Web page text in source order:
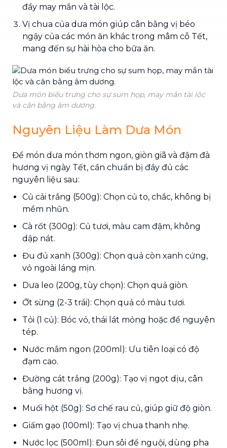
đầy may mắn và tài lộc.
Vị chua của dưa món giúp cân bằng vị béo
ngậy của các món ăn khác trong mâm cỗ Tết,
mang đến sự hài hòa cho bữa ăn.
Dưa món biểu trưng cho sự sum họp, may mắn tài lộc
và cân bằng âm dương.
Nguyên Liệu Làm Dưa Món
Để món dưa món thơm ngon, giòn giã và đậm đà
hương vị ngày Tết, cần chuẩn bị đầy đủ các
nguyên liệu sau:
Củ cải trắng (500g): Chọn củ to, chắc, không bị
mềm nhũn.
Cà rốt (300g): Củ tươi, màu cam đậm, không
dập nát.
Đu đủ xanh (300g): Chọn quả còn xanh cứng,
vỏ ngoài láng mịn.
Dưa leo (200g, tùy chọn): Chọn quả giòn.
Ớt sừng (2-3 trái): Chọn quả có màu tươi.
Tỏi (1 củ): Bóc vỏ, thái lát mỏng hoặc để nguyên
tép.
Nước mắm ngon (200ml): Ưu tiên loại có độ
đạm cao.
Đường cát trắng (200g): Tạo vị ngọt dịu, cân
bằng hương vị.
Muối hột (50g): Sơ chế rau củ, giúp giữ độ giòn.
Giấm gạo (100ml): Tạo vị chua thanh nhẹ.
Nước lọc (500ml): Đun sôi để nguội, dùng pha